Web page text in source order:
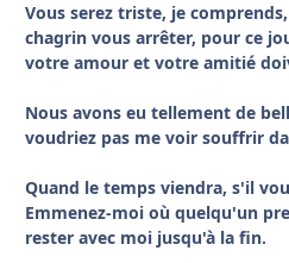
Vous serez triste, je
chagrin vous arrêter, pour ce
votre amour et votre amitié
Nous avons eu tellement de
voudriez pas me voir souffrir
Quand le temps viendra, s'il
Emmenez-moi où quelqu'un
rester avec moi jusqu'à la fin.